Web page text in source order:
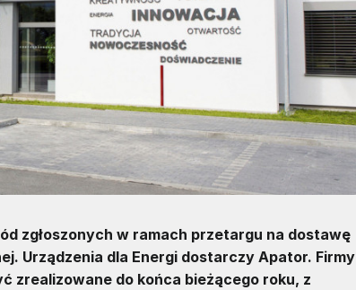
zgłoszonych w ramach przetargu na dostawę
Urządzenia dla Energi dostarczy Apator. Firmy
zrealizowane do końca bieżącego roku, z